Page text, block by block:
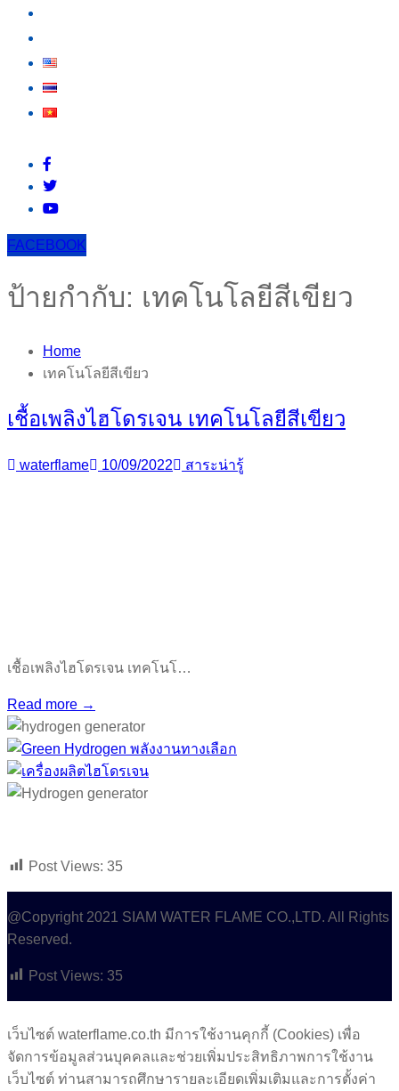
FACEBOOK
ป้ายกำกับ: เทคโนโลยีสีเขียว
Home
เทคโนโลยีสีเขียว
เชื้อเพลิงไฮโดรเจน เทคโนโลยีสีเขียว
waterflame 10/09/2022 สาระน่ารู้
เชื้อเพลิงไฮโดรเจน เทคโนโ…
Read more →
Post Views: 35
@Copyright 2021 SIAM WATER FLAME CO.,LTD. All Rights
Reserved.
Post Views: 35
เว็บไซต์ waterflame.co.th มีการใช้งานคุกกี้ (Cookies) เพื่อ
จัดการข้อมูลส่วนบุคคลและช่วยเพิ่มประสิทธิภาพการใช้งาน
เว็บไซต์ ท่านสามารถศึกษารายละเอียดเพิ่มเติมและการตั้งค่า